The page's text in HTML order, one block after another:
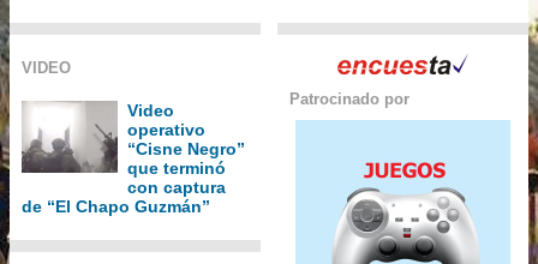
VIDEO
Video
operativo
“Cisne Negro”
que terminó
con captura
de “El Chapo Guzmán”
Patrocinado por